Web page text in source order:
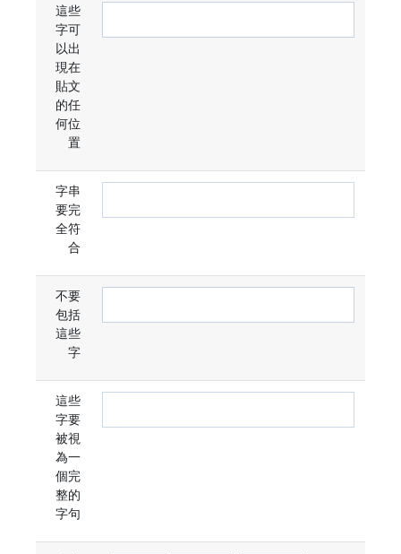
這些
字可
以出
現在
貼文
的任
何位
置
字串
要完
全符
合
不要
包括
這些
字
這些
字要
被視
為一
個完
整的
字句